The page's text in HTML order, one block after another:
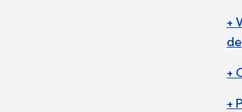
+
+
+